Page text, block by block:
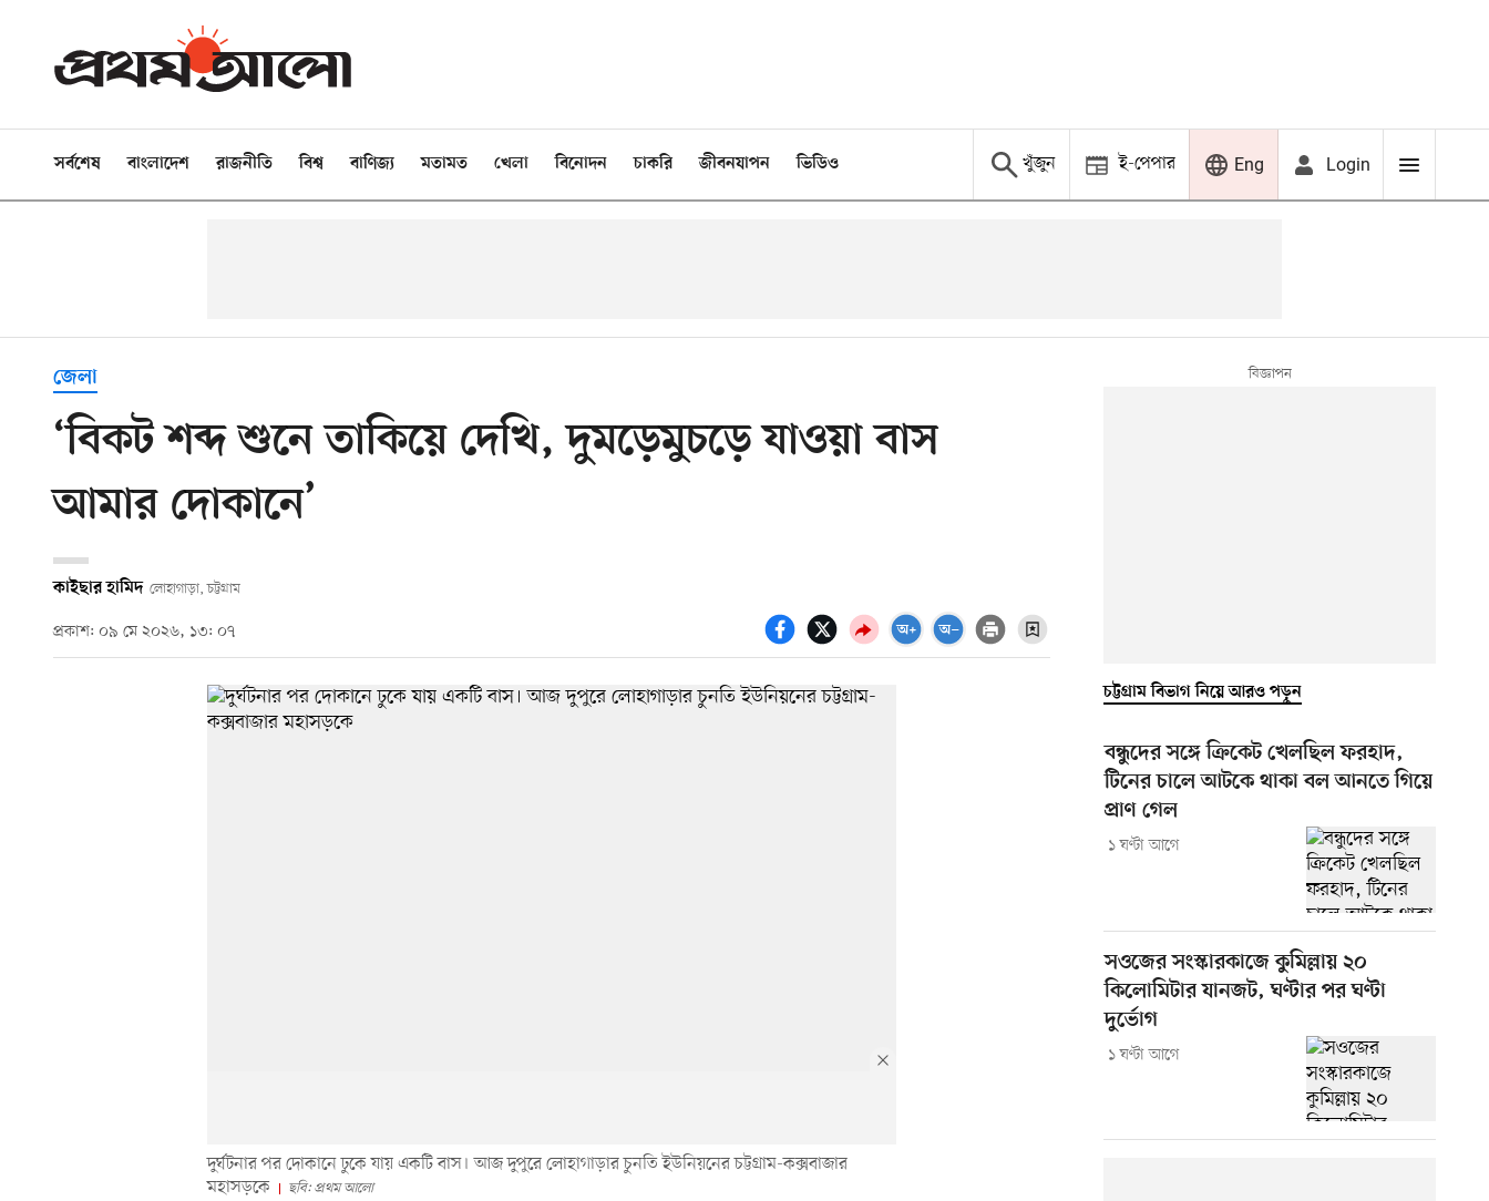
সর্বশেষ বাংলাদেশ রাজনীতি বিশ্ব বাণিজ্য মতামত খেলা বিনোদন চাকরি জীবনযাপন ভিডিও খুঁজুন ই-পেপার Eng Login
জেলা
‘বিকট শব্দ শুনে তাকিয়ে দেখি, দুমড়েমুচড়ে যাওয়া বাস
আমার দোকানে’
কাইছার হামিদ লোহাগাড়া, চট্টগ্রাম
প্রকাশ: ০৯ মে ২০২৬, ১৩: ০৭
দুর্ঘটনার পর দোকানে ঢুকে যায় একটি বাস। আজ দুপুরে লোহাগাড়ার চুনতি ইউনিয়নের চট্টগ্রাম-কক্সবাজার
মহাসড়কে
ছবি: প্রথম আলো
চট্টগ্রাম বিভাগ নিয়ে আরও পড়ুন
বন্ধুদের সঙ্গে ক্রিকেট খেলছিল ফরহাদ,
টিনের চালে আটকে থাকা বল আনতে গিয়ে
প্রাণ গেল
১ ঘণ্টা আগে
সওজের সংস্কারকাজে কুমিল্লায় ২০
কিলোমিটার যানজট, ঘণ্টার পর ঘণ্টা
দুর্ভোগ
১ ঘণ্টা আগে